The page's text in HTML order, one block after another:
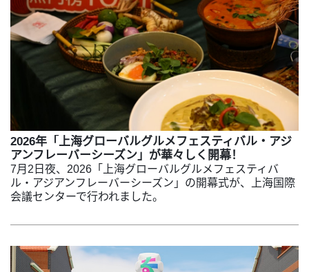
2026年「上海グローバルグルメフェスティバル・アジ
アンフレーバーシーズン」が華々しく開幕！
7月2日夜、2026「上海グローバルグルメフェスティバ
ル・アジアンフレーバーシーズン」の開幕式が、上海国際
会議センターで行われました。